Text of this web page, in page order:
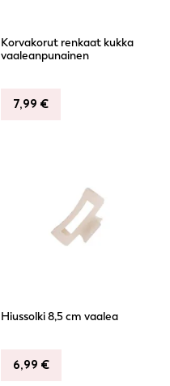
Korvakorut renkaat kukka
vaaleanpunainen
7,99 €
Hiussolki 8,5 cm vaalea
6,99 €